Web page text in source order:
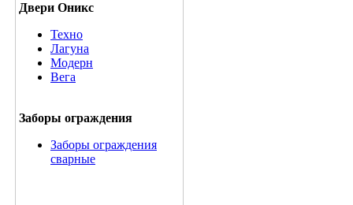
Двери Оникс
Техно
Лагуна
Модерн
Вега
Заборы ограждения
Заборы ограждения
сварные